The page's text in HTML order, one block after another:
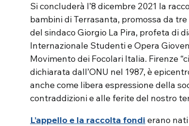
Si concluderà l’8 dicembre 2021 la
bambini di Terrasanta, promossa da
del sindaco Giorgio La Pira, profeta di
Internazionale Studenti e Opera
Movimento dei Focolari Italia. Firenze
dichiarata dall’ONU nel 1987, è
anche come libera espressione della
contraddizioni e alle ferite del nostro
L’appello e la raccolta fondi erano